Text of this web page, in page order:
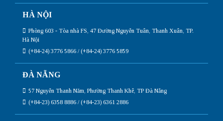
HÀ NỘI
Phòng 603 - Tòa nhà FS, 47 Đường Nguyễn Tuân, Thanh Xuân, TP.
Hà Nội
(+84-24) 3776 5866 / (+84-24) 3776 5859
ĐÀ NẴNG
57 Nguyễn Thanh Năm, Phường Thanh Khê, TP Đà Nẵng
(+84-23) 6358 8886 / (+84-23) 6361 2886